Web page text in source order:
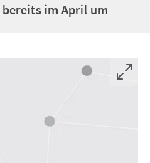
bereits im April um